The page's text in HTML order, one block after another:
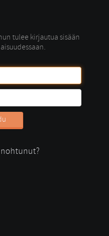
tulee kirjautua sisään